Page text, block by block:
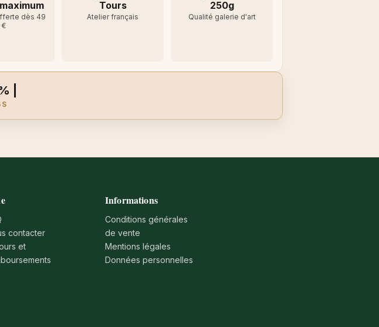
dès 49
€
Tours
Atelier français
250g
Qualité galerie d'art
|
contacter
et
Informations
Conditions générales
de vente
Mentions légales
Données personnelles